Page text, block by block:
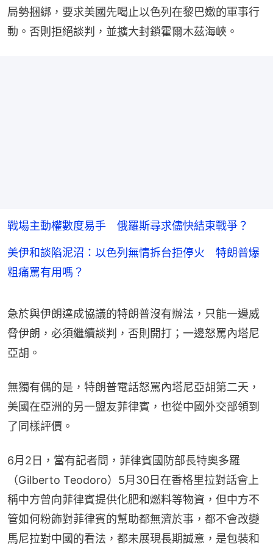
局勢捆綁，要求美國先喝止以色列在黎巴嫩的軍事行
動。否則拒絕談判，並擴大封鎖霍爾木茲海峽。
戰場主動權數度易手 俄羅斯尋求儘快結束戰爭？
美伊和談陷泥沼：以色列無情拆台拒停火 特朗普爆
粗痛罵有用嗎？
急於與伊朗達成協議的特朗普沒有辦法，只能一邊威
脅伊朗，必須繼續談判，否則開打；一邊怒罵內塔尼
亞胡。
無獨有偶的是，特朗普電話怒罵內塔尼亞胡第二天，
美國在亞洲的另一盟友菲律賓，也從中國外交部領到
了同樣評價。
6月2日，當有記者問，菲律賓國防部長特奧多羅
（Gilberto Teodoro）5月30日在香格里拉對話會上
稱中方曾向菲律賓提供化肥和燃料等物資，但中方不
管如何粉飾對菲律賓的幫助都無濟於事，都不會改變
馬尼拉對中國的看法，都未展現長期誠意，是包裝和